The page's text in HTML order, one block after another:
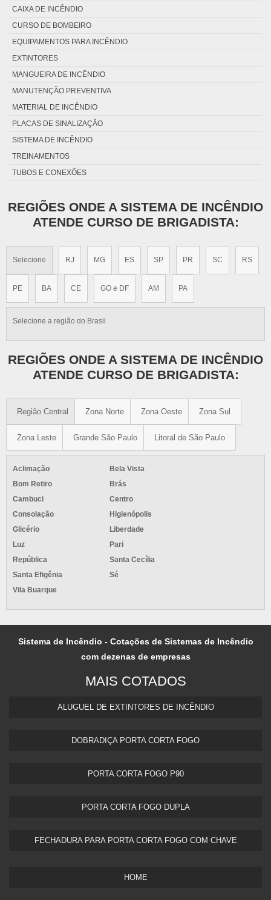
CAIXA DE INCÊNDIO
CURSO DE BOMBEIRO
EQUIPAMENTOS PARA INCÊNDIO
EXTINTORES
MANGUEIRA DE INCÊNDIO
MANUTENÇÃO PREVENTIVA
MATERIAL DE INCÊNDIO
PLACAS DE SINALIZAÇÃO
SISTEMA DE INCÊNDIO
TREINAMENTOS
TUBOS E CONEXÕES
REGIÕES ONDE A SISTEMA DE INCÊNDIO
ATENDE CURSO DE BRIGADISTA:
Selecione RJ MG ES SP PR SC RS
PE BA CE GO e DF AM PA
Selecione a região do Brasil
REGIÕES ONDE A SISTEMA DE INCÊNDIO
ATENDE CURSO DE BRIGADISTA:
Região Central Zona Norte Zona Oeste Zona Sul
Zona Leste Grande São Paulo Litoral de São Paulo
Aclimação
Bela Vista
Bom Retiro
Brás
Cambuci
Centro
Consolação
Higienópolis
Glicério
Liberdade
Luz
Pari
República
Santa Cecília
Santa Efigênia
Sé
Vila Buarque
Sistema de Incêndio - Cotações de Sistemas de Incêndio
com dezenas de empresas
MAIS COTADOS
ALUGUEL DE EXTINTORES DE INCÊNDIO
DOBRADIÇA PORTA CORTA FOGO
PORTA CORTA FOGO P90
PORTA CORTA FOGO DUPLA​
FECHADURA PARA PORTA CORTA FOGO COM CHAVE
HOME